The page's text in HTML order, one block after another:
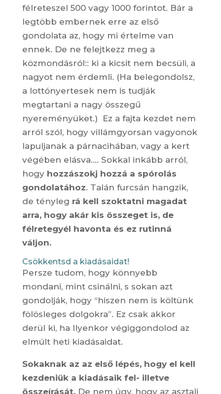
félreteszel 500 vagy 1000 forintot. Bár a
legtöbb embernek erre az első
gondolata az, hogy mi értelme van
ennek. De ne felejtkezz meg a
közmondásról:: ki a kicsit nem becsüli, a
nagyot nem érdemli. (Ha belegondolsz,
a lottónyertesek nem is tudják
megtartani a nagy összegű
nyereményüket.) Ez a fajta kezdet nem
arról szól, hogy villámgyorsan vagyonok
lapuljanak a párnacihában, vagy a kert
végében elásva…. Sokkal inkább arról,
hogy hozzászokj hozzá a spórolás
gondolatához. Talán furcsán hangzik,
de tényleg rá kell szoktatni magadat
arra, hogy akár kis összeget is, de
félretegyél havonta és ez rutinná
váljon.
Csökkentsd a kiadásaidat!
Persze tudom, hogy könnyebb
mondani, mint csinálni, s sokan azt
gondolják, hogy “hiszen nem is költünk
fölösleges dolgokra”. Ez csak akkor
derül ki, ha Ilyenkor végiggondolod az
elmúlt heti kiadásaidat.
Sokaknak az az első lépés, hogy el kell
kezdeniük a kiadásaik fel- illetve
összeírását.De nem úgy, hogy az asztali